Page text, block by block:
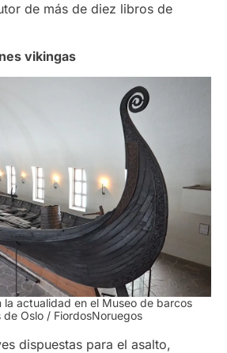
de más de diez libros de
vikingas
la actualidad en el Museo de barcos
de Oslo / FiordosNoruegos
dispuestas para el asalto,